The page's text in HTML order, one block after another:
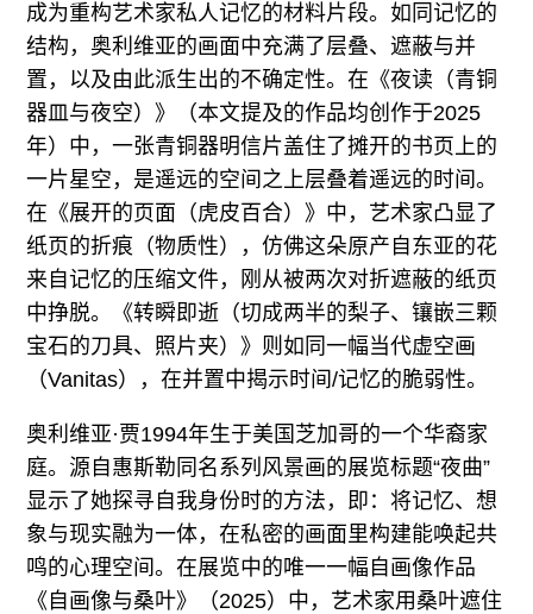
成为重构艺术家私人记忆的材料片段。如同记忆的
结构，奥利维亚的画面中充满了层叠、遮蔽与并
置，以及由此派生出的不确定性。在《夜读（青铜
器皿与夜空）》（本文提及的作品均创作于2025
年）中，一张青铜器明信片盖住了摊开的书页上的
一片星空，是遥远的空间之上层叠着遥远的时间。
在《展开的页面（虎皮百合）》中，艺术家凸显了
纸页的折痕（物质性），仿佛这朵原产自东亚的花
来自记忆的压缩文件，刚从被两次对折遮蔽的纸页
中挣脱。《转瞬即逝（切成两半的梨子、镶嵌三颗
宝石的刀具、照片夹）》则如同一幅当代虚空画
（Vanitas），在并置中揭示时间/记忆的脆弱性。
奥利维亚·贾1994年生于美国芝加哥的一个华裔家
庭。源自惠斯勒同名系列风景画的展览标题“夜曲”
显示了她探寻自我身份时的方法，即：将记忆、想
象与现实融为一体，在私密的画面里构建能唤起共
鸣的心理空间。在展览中的唯一一幅自画像作品
《自画像与桑叶》（2025）中，艺术家用桑叶遮住